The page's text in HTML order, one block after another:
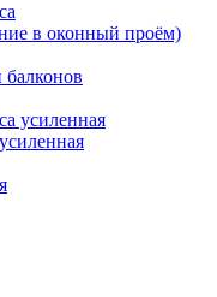
в оконный проём)
усиленная